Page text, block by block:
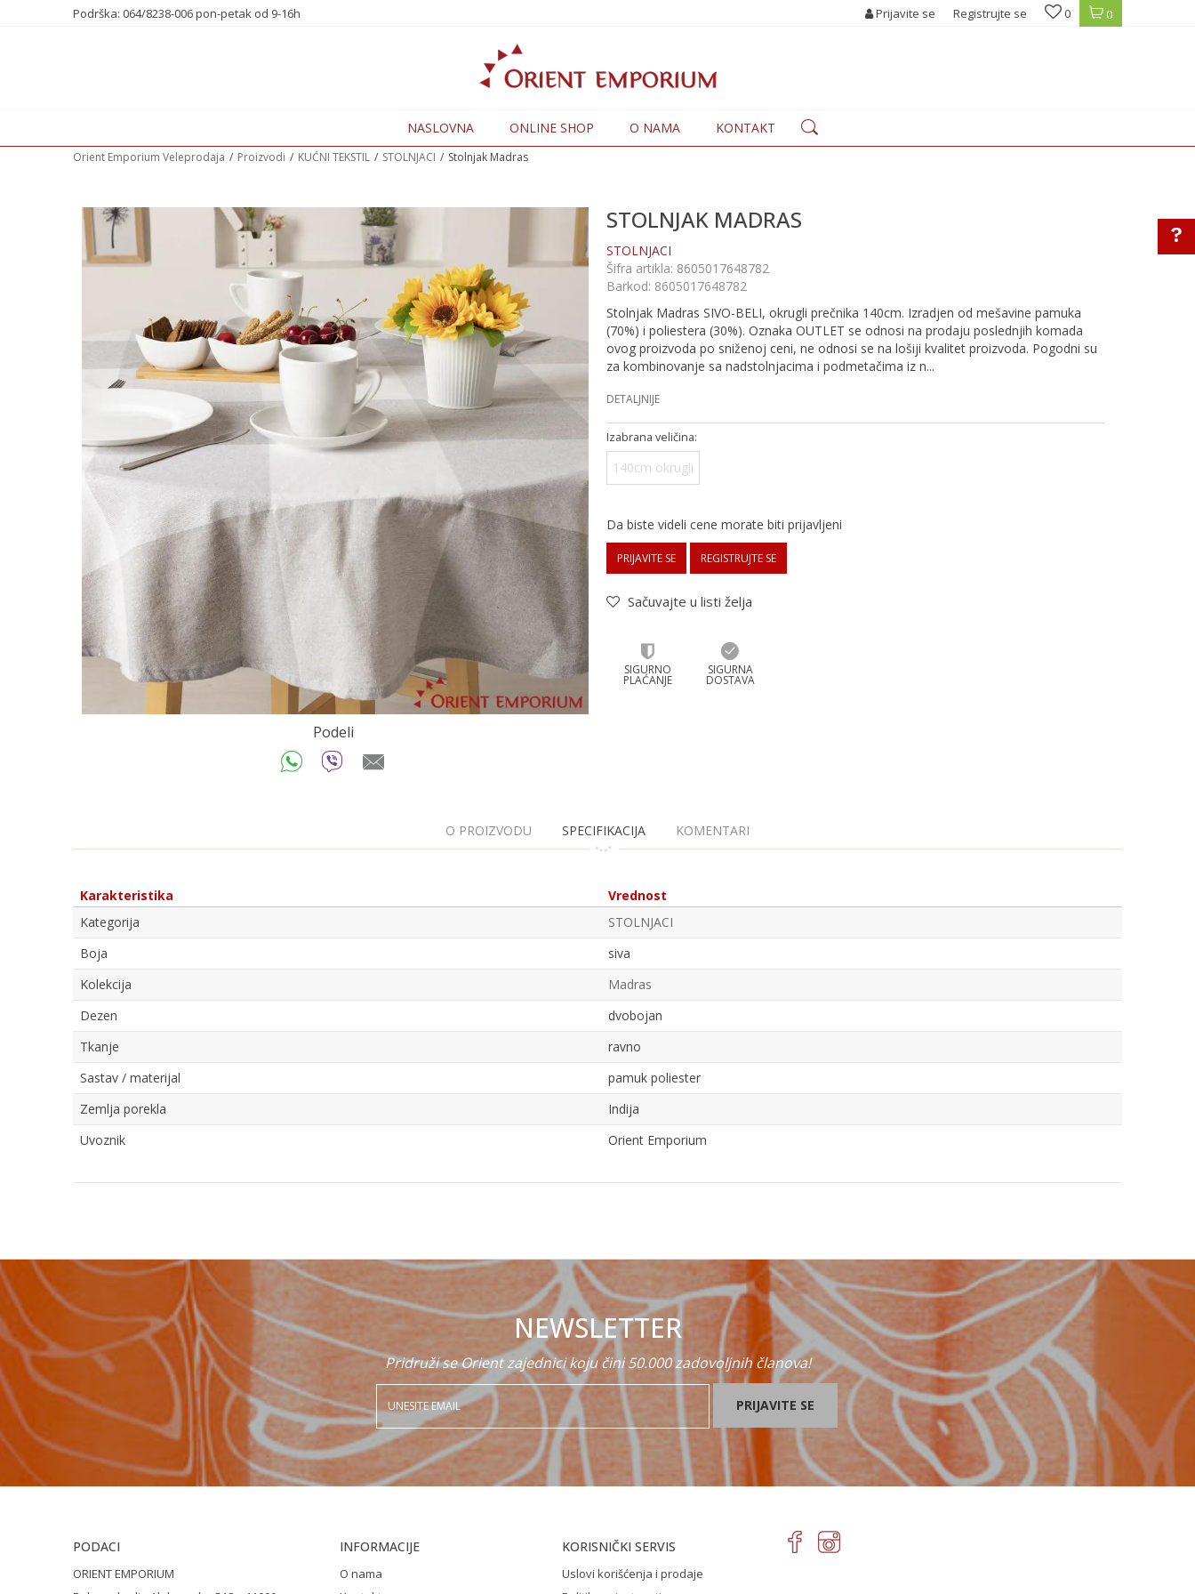
Podrška: 064/8238-006 pon-petak od 9-16h 0
0
Prijavite se Registrujte se
NASLOVNA ONLINE SHOP O NAMA KONTAKT
Orient Emporium Veleprodaja Proizvodi KUĆNI TEKSTIL STOLNJACI Stolnjak Madras
Podeli
STOLNJAK MADRAS
STOLNJACI
Šifra artikla: 8605017648782
Barkod: 8605017648782
Stolnjak Madras SIVO-BELI, okrugli prečnika 140cm. Izradjen od mešavine pamuka
(70%) i poliestera (30%). Oznaka OUTLET se odnosi na prodaju poslednjih komada
ovog proizvoda po sniženoj ceni, ne odnosi se na lošiji kvalitet proizvoda. Pogodni su
za kombinovanje sa nadstolnjacima i podmetačima iz n...
DETALJNIJE
Izabrana veličina:
140cm okrugli
Da biste videli cene morate biti prijavljeni
PRIJAVITE SE REGISTRUJTE SE
Sačuvajte u listi želja
SIGURNO
PLAĆANJE
SIGURNA
DOSTAVA
O PROIZVODU SPECIFIKACIJA KOMENTARI
Karakteristika
Vrednost
Kategorija
STOLNJACI
Boja
siva
Kolekcija
Madras
Dezen
dvobojan
Tkanje
ravno
Sastav / materijal
pamuk poliester
Zemlja porekla
Indija
Uvoznik
Orient Emporium
Poruka
NEWSLETTER
Pridruži se Orient zajednici koju čini 50.000 zadovoljnih članova!
PRIJAVITE SE
PODACI
ORIENT EMPORIUM
INFORMACIJE
O nama
KORISNIČKI SERVIS
Uslovi korišćenja i prodaje